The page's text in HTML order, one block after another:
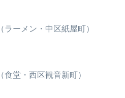
ラーメン・中区紙屋町）
食堂・西区観音新町）